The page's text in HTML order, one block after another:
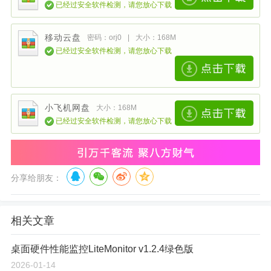
已经过安全软件检测，请您放心下载
移动云盘 密码：orj0
大小：168M
已经过安全软件检测，请您放心下载
小飞机网盘
大小：168M
已经过安全软件检测，请您放心下载
分享给朋友：
相关文章
桌面硬件性能监控LiteMonitor v1.2.4绿色版
2026-01-14